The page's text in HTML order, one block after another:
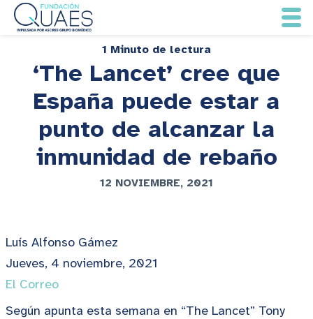
1 Minuto de lectura
‘The Lancet’ cree que
España puede estar a
punto de alcanzar la
inmunidad de rebaño
12 NOVIEMBRE, 2021
Luís Alfonso Gámez
Jueves, 4 noviembre, 2021
El Correo
Según apunta esta semana en “The Lancet” Tony